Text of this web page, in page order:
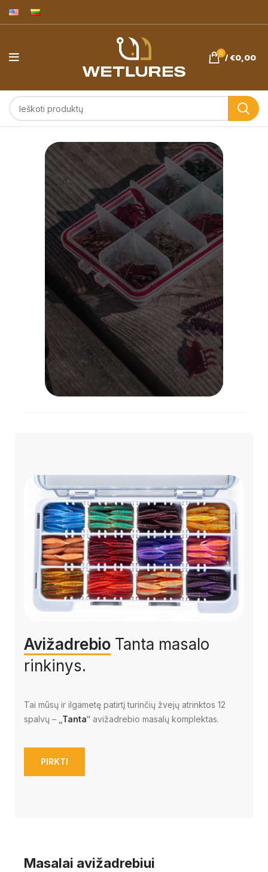
0 / €0,00
Avižadrebis ir
ešerių žvejyba.
Wetlures.eu
masalai -
pagaminta
Lietuvoje!
VISOS PREKĖS
APIE MUS
Avižadrebio Tanta masalo
rinkinys.
Tai mūsų ir ilgametę patirtį turinčių žvejų atrinktos 12
spalvų –
Tanta“ avižadrebio masalų komplektas.
PIRKTI
Masalai avižadrebiui